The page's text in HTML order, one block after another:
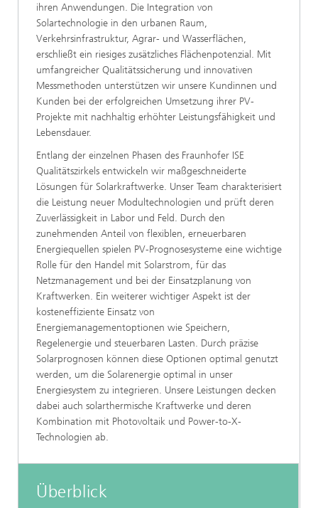
ihren Anwendungen. Die Integration von
Solartechnologie in den urbanen Raum,
Verkehrsinfrastruktur, Agrar- und Wasserflächen,
erschließt ein riesiges zusätzliches Flächenpotenzial. Mit
umfangreicher Qualitätssicherung und innovativen
Messmethoden unterstützen wir unsere Kundinnen und
Kunden bei der erfolgreichen Umsetzung ihrer PV-
Projekte mit nachhaltig erhöhter Leistungsfähigkeit und
Lebensdauer.
Entlang der einzelnen Phasen des Fraunhofer ISE
Qualitätszirkels entwickeln wir maßgeschneiderte
Lösungen für Solarkraftwerke. Unser Team charakterisiert
die Leistung neuer Modultechnologien und prüft deren
Zuverlässigkeit in Labor und Feld. Durch den
zunehmenden Anteil von flexiblen, erneuerbaren
Energiequellen spielen PV-Prognosesysteme eine wichtige
Rolle für den Handel mit Solarstrom, für das
Netzmanagement und bei der Einsatzplanung von
Kraftwerken. Ein weiterer wichtiger Aspekt ist der
kosteneffiziente Einsatz von
Energiemanagementoptionen wie Speichern,
Regelenergie und steuerbaren Lasten. Durch präzise
Solarprognosen können diese Optionen optimal genutzt
werden, um die Solarenergie optimal in unser
Energiesystem zu integrieren. Unsere Leistungen decken
dabei auch solarthermische Kraftwerke und deren
Kombination mit Photovoltaik und Power-to-X-
Technologien ab.
Überblick